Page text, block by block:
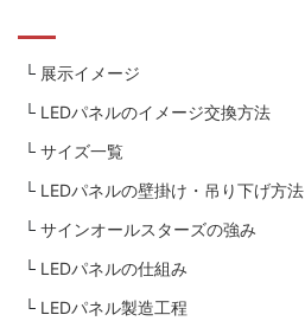
展示イメージ
LEDパネルのイメージ交換方法
サイズ一覧
LEDパネルの壁掛け・吊り下げ方法
サインオールスターズの強み
LEDパネルの仕組み
LEDパネル製造工程